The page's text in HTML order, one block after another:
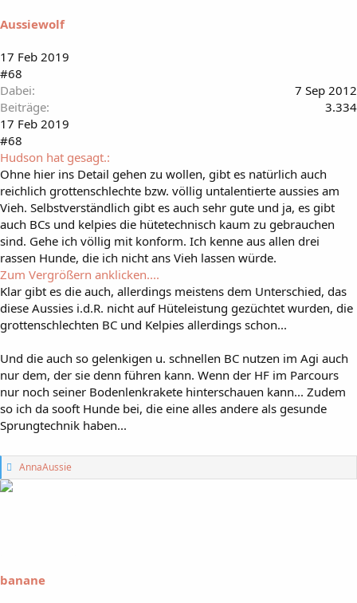
r
Aussiewolf
17 Feb 2019
#68
Dabei
7 Sep 2012
Beiträge
3.334
17 Feb 2019
#68
Hudson hat gesagt.:
Ohne hier ins Detail gehen zu wollen, gibt es natürlich auch
reichlich grottenschlechte bzw. völlig untalentierte aussies am
Vieh. Selbstverständlich gibt es auch sehr gute und ja, es gibt
auch BCs und kelpies die hütetechnisch kaum zu gebrauchen
sind. Gehe ich völlig mit konform. Ich kenne aus allen drei
rassen Hunde, die ich nicht ans Vieh lassen würde.
Zum Vergrößern anklicken....
Klar gibt es die auch, allerdings meistens dem Unterschied, das
diese Aussies i.d.R. nicht auf Hüteleistung gezüchtet wurden, die
grottenschlechten BC und Kelpies allerdings schon...
Und die auch so gelenkigen u. schnellen BC nutzen im Agi auch
nur dem, der sie denn führen kann. Wenn der HF im Parcours
nur noch seiner Bodenlenkrakete hinterschauen kann... Zudem
so ich da sooft Hunde bei, die eine alles andere als gesunde
Sprungtechnik haben...
G
e
r
AnnaAussie
banane